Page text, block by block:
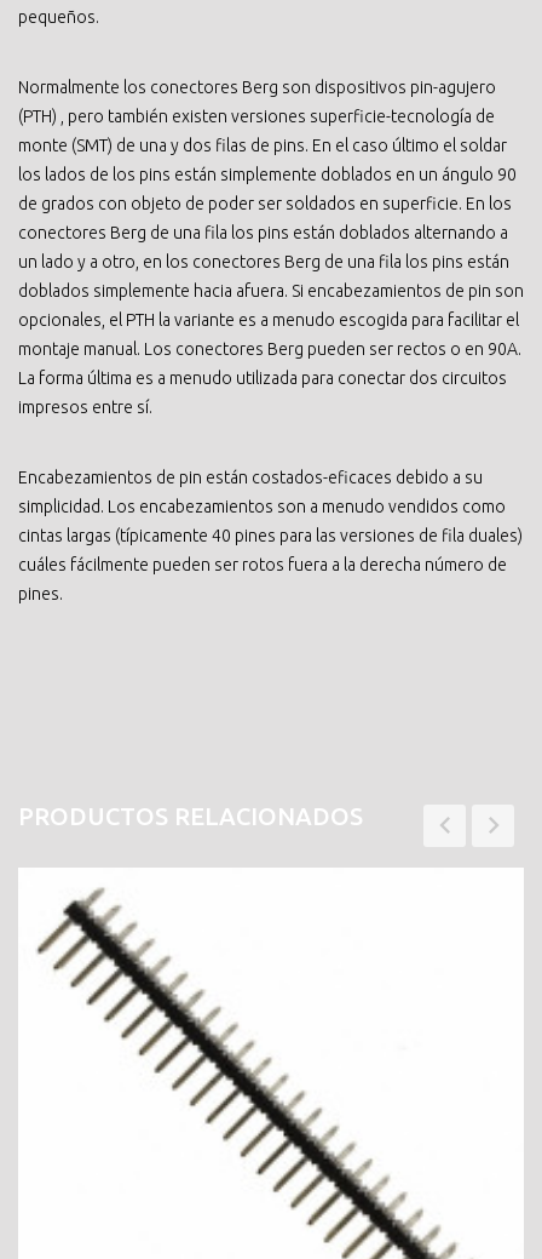
pequeños.
Normalmente los conectores Berg son dispositivos pin-agujero
(PTH) , pero también existen versiones superficie-tecnología de
monte (SMT) de una y dos filas de pins. En el caso último el soldar
los lados de los pins están simplemente doblados en un ángulo 90
de grados con objeto de poder ser soldados en superficie. En los
conectores Berg de una fila los pins están doblados alternando a
un lado y a otro, en los conectores Berg de una fila los pins están
doblados simplemente hacia afuera. Si encabezamientos de pin son
opcionales, el PTH la variante es a menudo escogida para facilitar el
montaje manual. Los conectores Berg pueden ser rectos o en 90A.
La forma última es a menudo utilizada para conectar dos circuitos
impresos entre sí.
Encabezamientos de pin están costados-eficaces debido a su
simplicidad. Los encabezamientos son a menudo vendidos como
cintas largas (típicamente 40 pines para las versiones de fila duales)
cuáles fácilmente pueden ser rotos fuera a la derecha número de
pines.
PRODUCTOS RELACIONADOS